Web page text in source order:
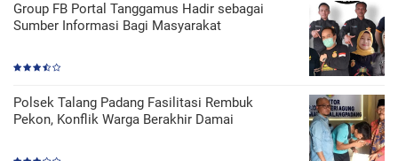
Group FB Portal Tanggamus Hadir sebagai
Sumber Informasi Bagi Masyarakat
Polsek Talang Padang Fasilitasi Rembuk
Pekon, Konflik Warga Berakhir Damai